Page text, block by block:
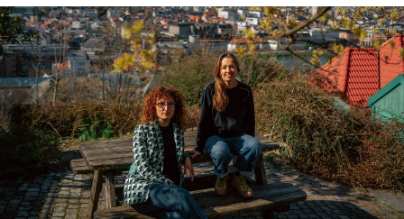
新闻
展评
杂志
专栏
视频
ENGLISH
ART & EDUCATION